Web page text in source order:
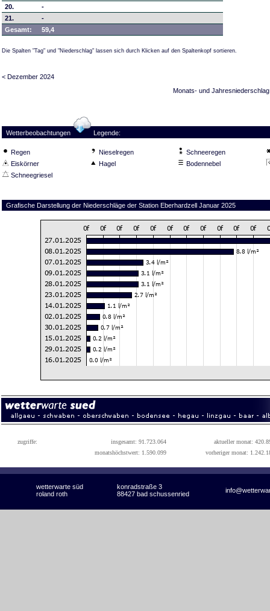
20.
-
21.
-
Gesamt:
59,4
Die Spalten "Tag" und "Niederschlag" lassen sich durch Klicken auf den Spaltenkopf sortieren.
< Dezember 2024
Monats- und Jahresniederschlag
Wetterbeobachtungen Legende:
Regen Nieselregen
Schneeregen
Eiskörner
Hagel
Bodennebel
Schneegriesel
Grafische Darstellung der Niederschläge der Station Eberhardzell Januar 2025
zugriffe: insgesamt: 91.723.064
aktueller monat:
monatshöchstwert: 1.590.099
vorheriger monat:
wetterwarte süd konradstraße 3
roland roth 88427 bad schussenried